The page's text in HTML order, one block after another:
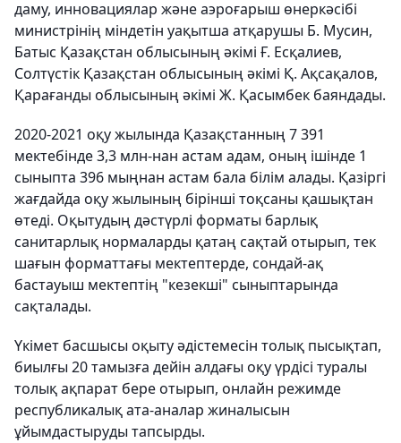
даму, инновациялар және аэроғарыш өнеркәсібі
министрінің міндетін уақытша атқарушы Б. Мусин,
Батыс Қазақстан облысының әкімі Ғ. Есқалиев,
Солтүстік Қазақстан облысының әкімі Қ. Ақсақалов,
Қарағанды облысының әкімі Ж. Қасымбек баяндады.
2020-2021 оқу жылында Қазақстанның 7 391
мектебінде 3,3 млн-нан астам адам, оның ішінде 1
сыныпта 396 мыңнан астам бала білім алады. Қазіргі
жағдайда оқу жылының бірінші тоқсаны қашықтан
өтеді. Оқытудың дәстүрлі форматы барлық
санитарлық нормаларды қатаң сақтай отырып, тек
шағын форматтағы мектептерде, сондай-ақ
бастауыш мектептің "кезекші" сыныптарында
сақталады.
Үкімет басшысы оқыту әдістемесін толық пысықтап,
биылғы 20 тамызға дейін алдағы оқу үрдісі туралы
толық ақпарат бере отырып, онлайн режимде
республикалық ата-аналар жиналысын
ұйымдастыруды тапсырды.